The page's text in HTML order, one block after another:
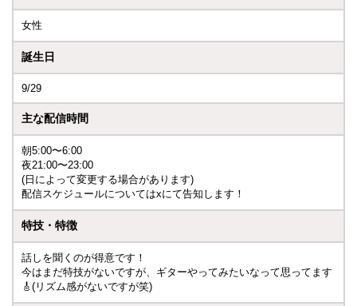
女性
誕生日
9/29
主な配信時間
朝5:00〜6:00
夜21:00〜23:00
(日によって変更する場合があります)
配信スケジュールについてはxにて告知します！
特技・特徴
話しを聞くのが得意です！
今はまだ特技がないですが、ギターやってみたいなって思ってます
🎸(リズム感がないですが笑)